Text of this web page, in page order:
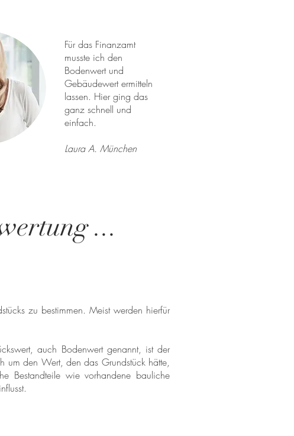
Für das Finanzamt
musste ich den
Bodenwert und
Gebäudewert ermitteln
lassen. Hier ging das
ganz schnell und
einfach.
Laura A. München
...
zu bestimmen. Meist werden hierfür
auch Bodenwert genannt, ist der
um den Wert, den das Grundstück hätte,
Bestandteile wie vorhandene bauliche